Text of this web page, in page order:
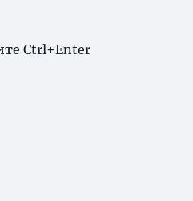
Ctrl+Enter